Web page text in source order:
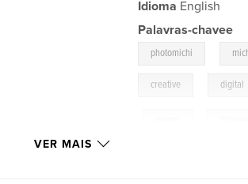
Idioma English
Palavras-chavee
photomichi
creative digital
VER MAIS